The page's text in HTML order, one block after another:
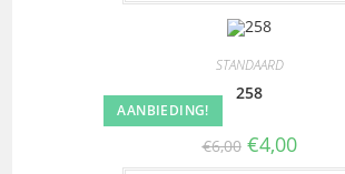
AANBIEDING!
STANDAARD
258
€6,00 €4,00